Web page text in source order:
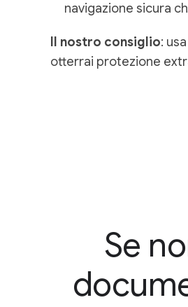
navigazione sicura
Il nostro consiglio:
otterrai protezione
Se